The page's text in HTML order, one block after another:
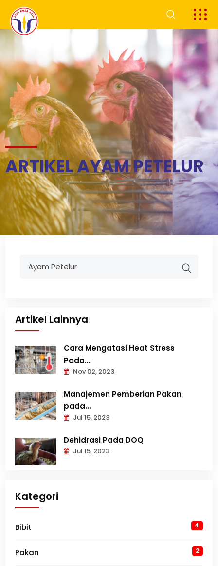
ARTIKEL AYAM PETELUR
Artikel Lainnya
Cara Mengatasi Heat Stress
Pada...
Nov 02, 2023
Manajemen Pemberian Pakan
pada...
Jul 15, 2023
Dehidrasi Pada DOQ
Jul 15, 2023
Kategori
Bibit 4
Pakan 2